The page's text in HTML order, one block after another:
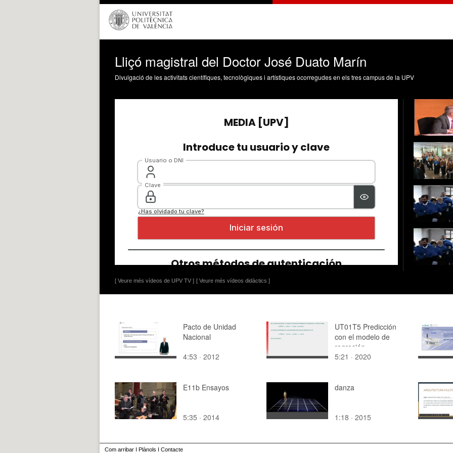
Lliçó magistral del Doctor José Duato Marín
Divulgació de les activitats científiques, tecnològiques i artístiques ocorregudes en els tres campus de la UPV
[ Veure més vídeos de UPV TV ] [ Veure més vídeos didàctics ]
Pacto de Unidad
Nacional
4:53 · 2012
UT01T5 Predicción
con el modelo de
regresión
5:21 · 2020
E11b Ensayos
5:35 · 2014
danza
1:18 · 2015
Com arribar I Plànols I Contacte